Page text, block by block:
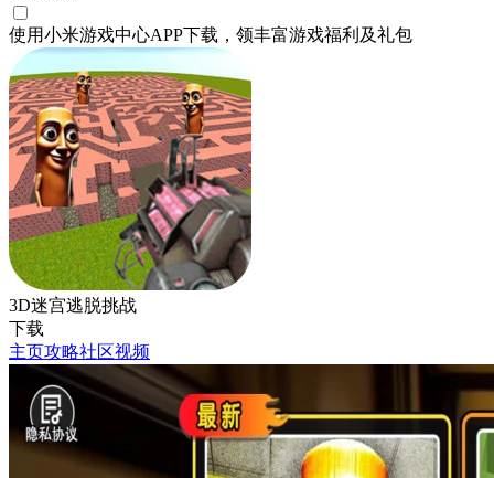
使用小米游戏中心APP下载 ，领丰富游戏福利 及礼包
3D迷宫逃脱挑战
下载
主页攻略社区视频